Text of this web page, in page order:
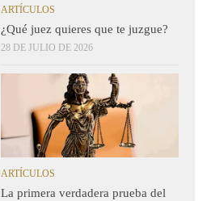
ARTÍCULOS
¿Qué juez quieres que te juzgue?
28 DE JULIO DE 2026
ARTÍCULOS
La primera verdadera prueba del